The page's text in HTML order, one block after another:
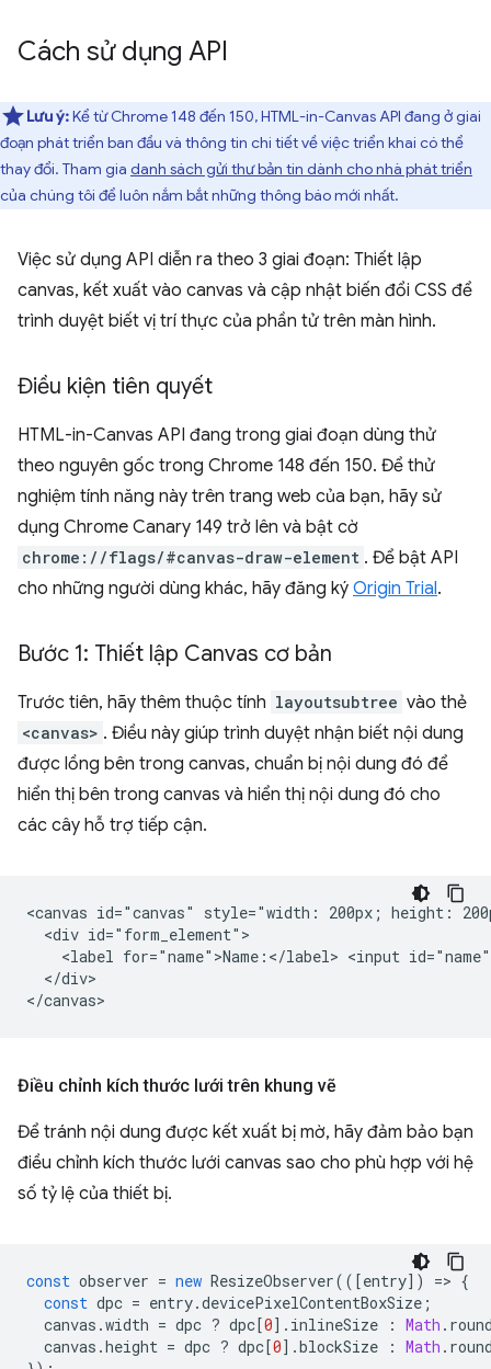
Cách sử dụng API
Lưu ý:Kể từ Chrome 148 đến 150, HTML-in-Canvas API đang ở giai
đoạn phát triển ban đầu và thông tin chi tiết về việc triển khai có thể
thay đổi. Tham gia danh sách gửi thư bản tin dành cho nhà phát triển
của chúng tôi để luôn nắm bắt những thông báo mới nhất.
Việc sử dụng API diễn ra theo 3 giai đoạn: Thiết lập
canvas, kết xuất vào canvas và cập nhật biến đổi CSS để
trình duyệt biết vị trí thực của phần tử trên màn hình.
Điều kiện tiên quyết
HTML-in-Canvas API đang trong giai đoạn dùng thử
theo nguyên gốc trong Chrome 148 đến 150. Để thử
nghiệm tính năng này trên trang web của bạn, hãy sử
dụng Chrome Canary 149 trở lên và bật cờ
chrome://flags/#canvas-draw-element . Để bật API
cho những người dùng khác, hãy đăng ký Origin Trial.
Bước 1: Thiết lập Canvas cơ bản
Trước tiên, hãy thêm thuộc tính layoutsubtree vào thẻ
<canvas> . Điều này giúp trình duyệt nhận biết nội dung
được lồng bên trong canvas, chuẩn bị nội dung đó để
hiển thị bên trong canvas và hiển thị nội dung đó cho
các cây hỗ trợ tiếp cận.
<canvas id="canvas" style="width: 200px; height:
  <div id="form_element">
<label for="name">Name:</label> <input
  </div>
Điều chỉnh kích thước lưới trên khung vẽ
Để tránh nội dung được kết xuất bị mờ, hãy đảm bảo bạn
điều chỉnh kích thước lưới canvas sao cho phù hợp với hệ
số tỷ lệ của thiết bị.
const observer = new ResizeObserver(([entry]) => {
const dpc = entry.devicePixelContentBoxSize ;
canvas .width = dpc ? dpc[0]. inlineSize : Math .
canvas .height = dpc ? dpc[0].blockSize : Math .